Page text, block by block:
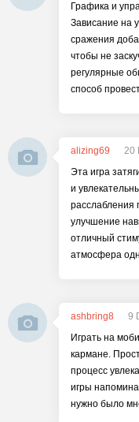
Графика и
Зависание на
сражения
чтобы не
регулярные
способ
alizing69
20
Эта игра
и
расслабления
улучшение
отличный
атмосфера
ashbring8
9
Играть на
кармане.
процесс
игры
нужно было